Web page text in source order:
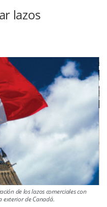
×
lazos
de los lazos comerciales con
exterior de Canadá.